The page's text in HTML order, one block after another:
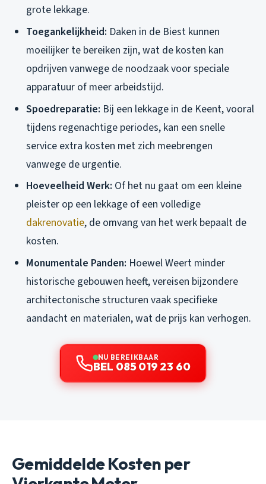
grote lekkage.
Toegankelijkheid: Daken in de Biest kunnen
moeilijker te bereiken zijn, wat de kosten kan
opdrijven vanwege de noodzaak voor speciale
apparatuur of meer arbeidstijd.
Spoedreparatie: Bij een lekkage in de Keent, vooral
tijdens regenachtige periodes, kan een snelle
service extra kosten met zich meebrengen
vanwege de urgentie.
Hoeveelheid Werk: Of het nu gaat om een kleine
pleister op een lekkage of een volledige
dakrenovatie, de omvang van het werk bepaalt de
kosten.
Monumentale Panden: Hoewel Weert minder
historische gebouwen heeft, vereisen bijzondere
architectonische structuren vaak specifieke
aandacht en materialen, wat de prijs kan verhogen.
NU BEREIKBAAR
BEL 085 019 23 60
Gemiddelde Kosten per